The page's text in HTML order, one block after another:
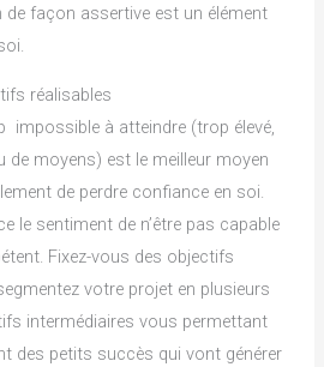
de façon assertive est un élément
réalisables
impossible à atteindre (trop élevé,
de moyens) est le meilleur moyen
de perdre confiance en soi.
le sentiment de n’être pas capable
Fixez-vous des objectifs
votre projet en plusieurs
intermédiaires vous permettant
des petits succès qui vont générer